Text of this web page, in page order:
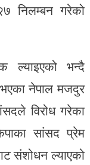
निलम्बन गरेको
ल्याइएको भन्दै
नेपाल मजदुर
विरोध गरेका
सांसद प्रेम
संशोधन ल्याएको